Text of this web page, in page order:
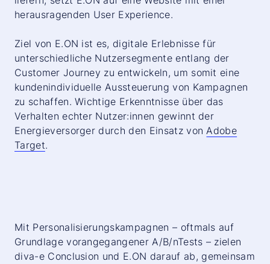
herausragenden User Experience.
Ziel von E.ON ist es, digitale Erlebnisse für
unterschiedliche Nutzersegmente entlang der
Customer Journey zu entwickeln, um somit eine
kundenindividuelle Aussteuerung von Kampagnen
zu schaffen. Wichtige Erkenntnisse über das
Verhalten echter Nutzer:innen gewinnt der
Energieversorger durch den Einsatz vonAdobe
Target.
Mit Personalisierungskampagnen – oftmals auf
Grundlage vorangegangener A/B/nTests – zielen
diva-e Conclusion und E.ON darauf ab, gemeinsam